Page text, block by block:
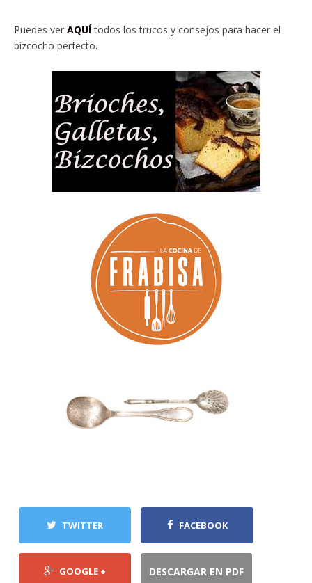
Puedes ver AQUÍtodos los trucos y consejos para hacer el
bizcocho perfecto.
TWITTER FACEBOOK
GOOGLE + DESCARGAR EN PDF